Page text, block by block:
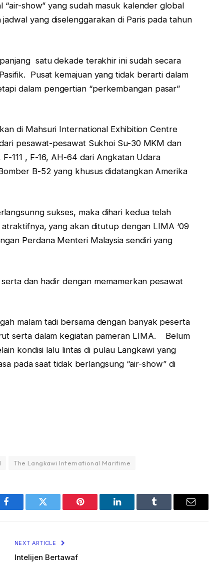
show” yang sudah masuk kalender global
yang diselenggarakan di Paris pada tahun
satu dekade terakhir ini sudah secara
Pusat kemajuan yang tidak berarti dalam
dalam pengertian “perkembangan pasar”
di Mahsuri International Exhibition Centre
pesawat-pesawat Sukhoi Su-30 MKM dan
111 , F-16, AH-64 dari Angkatan Udara
B-52 yang khusus didatangkan Amerika
sukses, maka dihari kedua telah
yang akan ditutup dengan LIMA ‘09
Perdana Menteri Malaysia sendiri yang
dan hadir dengan memamerkan pesawat
malam tadi bersama dengan banyak peserta
serta dalam kegiatan pameran LIMA. Belum
kondisi lalu lintas di pulau Langkawi yang
pada saat tidak berlangsung “air-show” di
The Langkawi International Maritime
Facebook Twitter Pinterest LinkedIn Tumblr Email
NEXT ARTICLE
Intelijen Bertawaf